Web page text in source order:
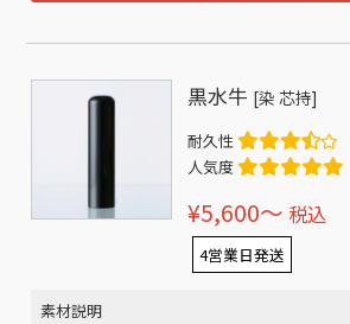
黒水牛 [染 芯持]
耐久性
人気度
¥5,600〜 税込
4営業日発送
素材説明